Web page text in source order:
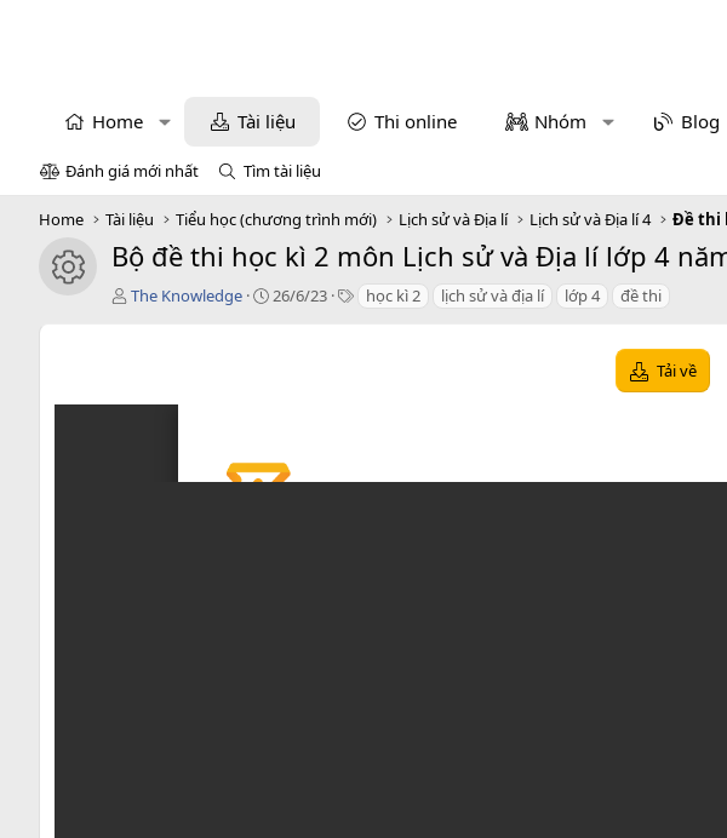
Home Tài liệu Thi online Nhóm Blog
Đánh giá mới nhất Tìm tài liệu
Home Tài liệu Tiểu học (chương trình mới) Lịch sử và Địa lí Lịch sử và Địa lí 4 Đề thi
icon tài liệu
Bộ đề thi học kì 2 môn Lịch sử và Địa lí lớp 4
T
ả
The Knowledge
C
d
26/6/23
T học kì 2 lịch sử và địa lí lớp 4 đề thi
Tải về